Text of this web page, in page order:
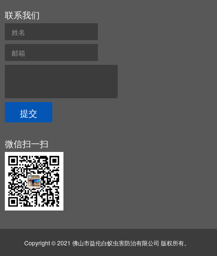
联系我们
微信扫一扫
Copyright © 2021 佛山市益伦白蚁虫害防治有限公司 版权所有。